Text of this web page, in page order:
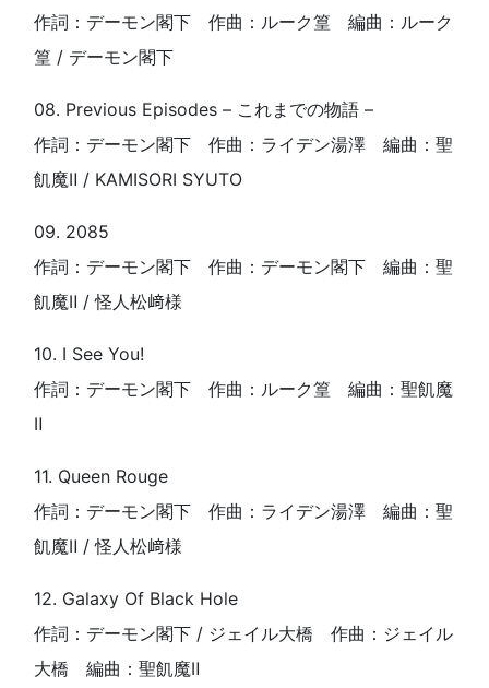
作詞：デーモン閣下 作曲：ルーク篁 編曲：ルーク
篁 / デーモン閣下
08. Previous Episodes – これまでの物語 –
作詞：デーモン閣下 作曲：ライデン湯澤 編曲：聖
飢魔Ⅱ / KAMISORI SYUTO
09. 2085
作詞：デーモン閣下 作曲：デーモン閣下 編曲：聖
飢魔Ⅱ / 怪人松﨑様
10. I See You!
作詞：デーモン閣下 作曲：ルーク篁 編曲：聖飢魔
Ⅱ
11. Queen Rouge
作詞：デーモン閣下 作曲：ライデン湯澤 編曲：聖
飢魔Ⅱ / 怪人松﨑様
12. Galaxy Of Black Hole
作詞：デーモン閣下 / ジェイル大橋 作曲：ジェイル
大橋 編曲：聖飢魔Ⅱ